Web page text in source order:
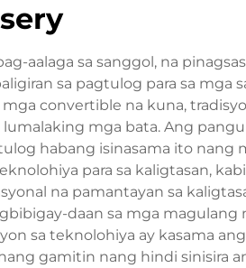
aalaga sa sanggol, na
sa pagtulog para sa mga
convertible na kuna,
mga bata. Ang
habang isinasama ito nang
para sa kaligtasan,
na pamantayan sa
daan sa mga magulang
sa teknolohiya ay kasama
gamitin nang hindi sinisira